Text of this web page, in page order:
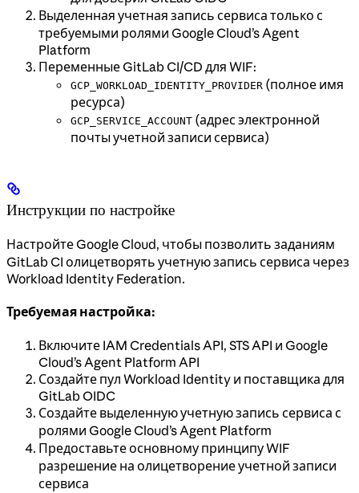
Выделенная учетная запись сервиса только с
требуемыми ролями Google Cloud’s Agent
Platform
Переменные GitLab CI/CD для WIF:
GCP_WORKLOAD_IDENTITY_PROVIDER (полное имя
ресурса)
GCP_SERVICE_ACCOUNT (адрес электронной
почты учетной записи сервиса)
Инструкции по настройке
Настройте Google Cloud, чтобы позволить заданиям
GitLab CI олицетворять учетную запись сервиса через
Workload Identity Federation.
Требуемая настройка:
Включите IAM Credentials API, STS API и Google
Cloud’s Agent Platform API
Создайте пул Workload Identity и поставщика для
GitLab OIDC
Создайте выделенную учетную запись сервиса с
ролями Google Cloud’s Agent Platform
Предоставьте основному принципу WIF
разрешение на олицетворение учетной записи
сервиса